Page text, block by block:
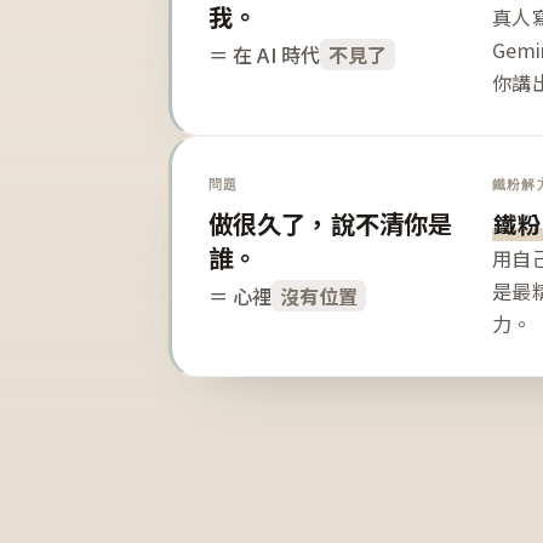
我。
＝ 在 AI 時代 不見了
真人
你講
問題
做很久了，說不清你是
誰。
＝ 心裡 沒有位置
鐵粉解
鐵
用自
是最
力。